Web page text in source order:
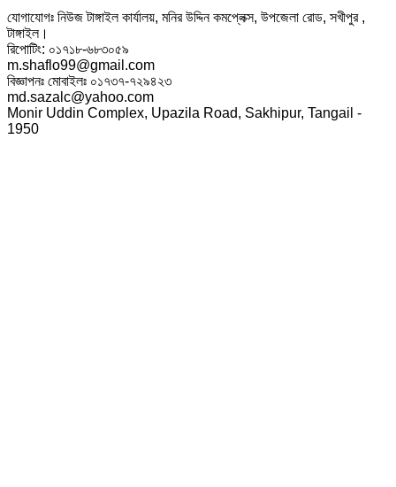
যোগাযোগঃ নিউজ টাঙ্গাইল কার্যালয়, মনির উদ্দিন কমপ্লেক্স, উপজেলা রোড, সখীপুর ,
টাঙ্গাইল।
রিপোটিং: ০১৭১৮-৬৮৩০৫৯
m.shaflo99@gmail.com
বিজ্ঞাপনঃ মোবাইলঃ ০১৭৩৭-৭২৯৪২৩
md.sazalc@yahoo.com
Monir Uddin Complex, Upazila Road, Sakhipur, Tangail -
1950